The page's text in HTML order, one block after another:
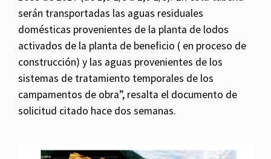
serán transportadas las aguas residuales
domésticas provenientes de la planta de lodos
activados de la planta de beneficio ( en proceso de
construcción) y las aguas provenientes de los
sistemas de tratamiento temporales de los
campamentos de obra”, resalta el documento de
solicitud citado hace dos semanas.